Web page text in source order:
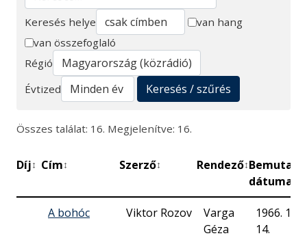
Keresés
Keresés helye
van hang
van összefoglaló
Régió
Évtized
Keresés / szűrés
Összes találat: 16. Megjelenítve: 16.
Díj↕ Cím↕ Szerző↕ Rendező↕Bemutató
dátuma
A bohóc Viktor Rozov
Varga
Géza
1966. 10.
14.